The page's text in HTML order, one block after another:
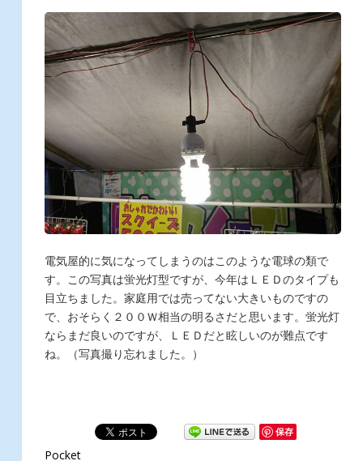
電気屋的に気になってしまうのはこのような電球の類で
す。この写真は蛍光灯型ですが、今年はＬＥＤのタイプも
目立ちました。家庭用では売ってない大きいものですの
で、おそらく２００Ｗ相当の明るさだと思います。蛍光灯
ならまだ良いのですが、ＬＥＤだと眩しいのが難点です
ね。（写真撮り忘れました。）
保存
Pocket